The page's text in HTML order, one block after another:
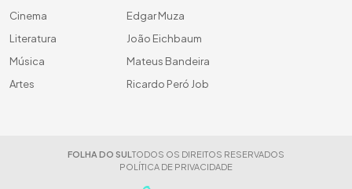
Cinema
Literatura
Música
Artes
Edgar Muza
João Eichbaum
Mateus Bandeira
Ricardo Peró Job
FOLHA DO SUL TODOS OS DIREITOS RESERVADOS
POLÍTICA DE PRIVACIDADE